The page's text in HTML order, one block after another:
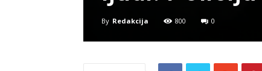
By Redakcija 800 0